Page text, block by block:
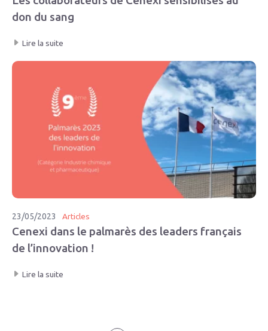
don du sang
Lire la suite
23/05/2023 Articles
Cenexi dans le palmarès des leaders français
de l’innovation !
Lire la suite